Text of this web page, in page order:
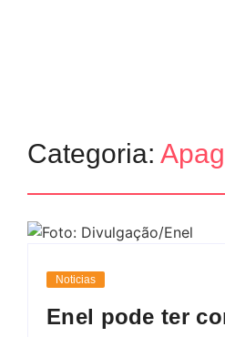
Categoria:
Noticias
Enel pode ter